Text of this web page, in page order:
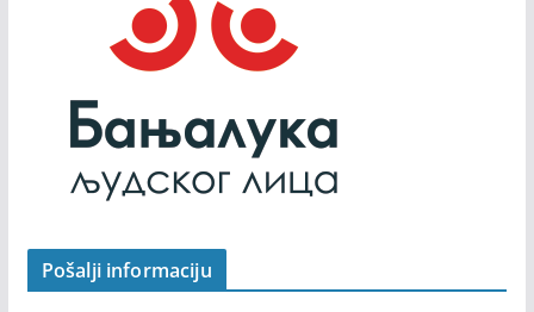
Pošalji informaciju